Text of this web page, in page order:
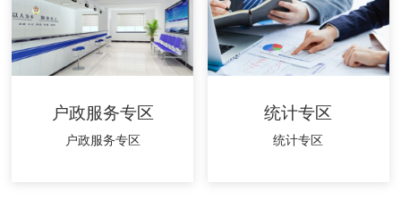
户政服务专区
户政服务专区
统计专区
统计专区